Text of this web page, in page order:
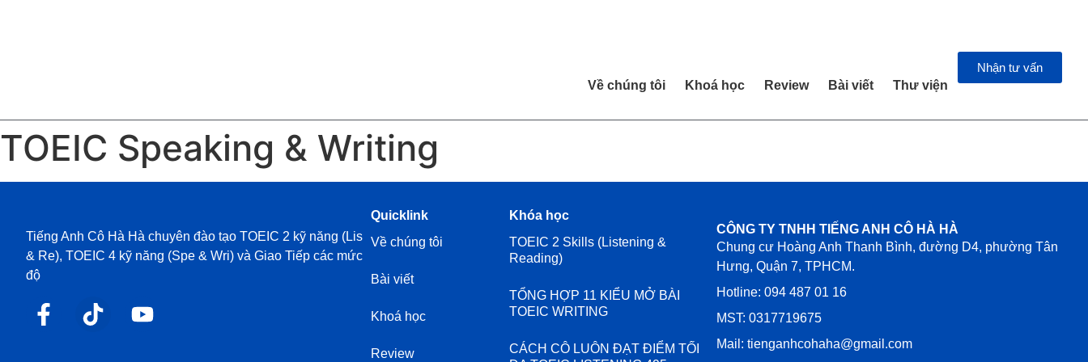
Về chúng tôi Khoá học Review Bài viết Thư viện
Nhận tư vấn
TOEIC Speaking & Writing
Tiếng Anh Cô Hà Hà chuyên đào tạo TOEIC 2 kỹ năng (Lis
& Re), TOEIC 4 kỹ năng (Spe & Wri) và Giao Tiếp các mức
độ
Quicklink
Về chúng tôi
Bài viết
Khoá học
Review
Khóa học
TOEIC 2 Skills (Listening &
Reading)
TỔNG HỢP 11 KIỂU MỞ BÀI
TOEIC WRITING
CÁCH CÔ LUÔN ĐẠT ĐIỂM TỐI
CÔNG TY TNHH TIẾNG ANH CÔ HÀ HÀ
Chung cư Hoàng Anh Thanh Bình, đường D4, phường Tân
Hưng, Quận 7, TPHCM.
Hotline: 094 487 01 16
MST: 0317719675
Mail: tienganhcohaha@gmail.com